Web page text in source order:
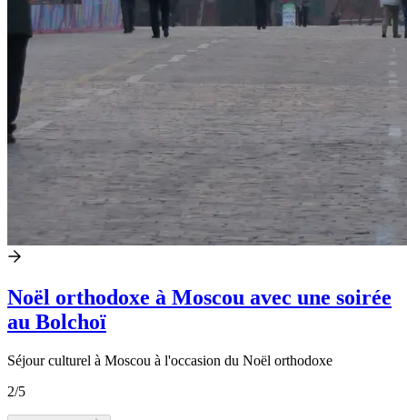
Noël orthodoxe à Moscou avec une soirée
au Bolchoï
Séjour culturel à Moscou à l'occasion du Noël orthodoxe
2/5